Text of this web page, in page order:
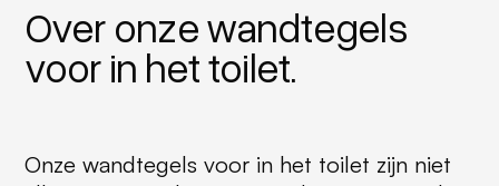
Over onze wandtegels
voor in het toilet.
Onze wandtegels voor in het toilet zijn niet